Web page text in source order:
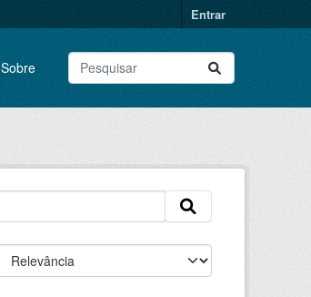
Entrar
Sobre